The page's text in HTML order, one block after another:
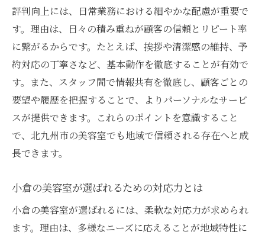
評判向上には、日常業務における細やかな配慮が重要で
す。理由は、日々の積み重ねが顧客の信頼とリピート率
に繋がるからです。たとえば、挨拶や清潔感の維持、予
約対応の丁寧さなど、基本動作を徹底することが有効で
す。また、スタッフ間で情報共有を徹底し、顧客ごとの
要望や履歴を把握することで、よりパーソナルなサービ
スが提供できます。これらのポイントを意識すること
で、北九州市の美容室でも地域で信頼される存在へと成
長できます。
小倉の美容室が選ばれるための対応力とは
小倉の美容室が選ばれるには、柔軟な対応力が求められ
ます。理由は、多様なニーズに応えることが地域特性に